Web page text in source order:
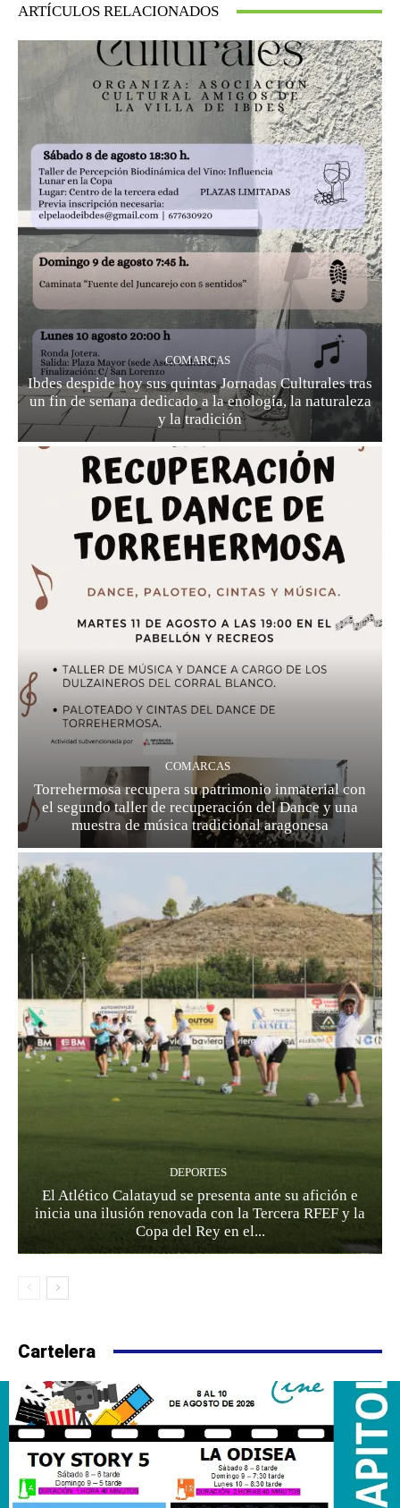
ARTÍCULOS RELACIONADOS
COMARCAS
Ibdes despide hoy sus quintas Jornadas Culturales tras
un fin de semana dedicado a la enología, la naturaleza
y la tradición
COMARCAS
Torrehermosa recupera su patrimonio inmaterial con
el segundo taller de recuperación del Dance y una
muestra de música tradicional aragonesa
DEPORTES
El Atlético Calatayud se presenta ante su afición e
inicia una ilusión renovada con la Tercera RFEF y la
Copa del Rey en el...
Cartelera